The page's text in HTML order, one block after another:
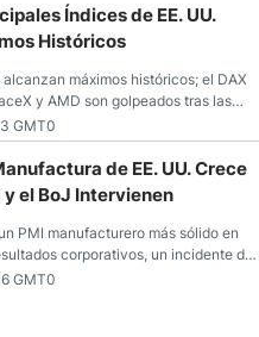
Índices de EE. UU.
Históricos
máximos históricos; el DAX
y AMD son golpeados tras las
por debajo de los $80 con nuevas
intentando estabilizarse frente al
que las tasas caen en EE. UU.
GMT0
de EE. UU. Crece
el BoJ Intervienen
PMI manufacturero más sólido en
corporativos, un incidente de
el mercado del petróleo.
GMT0